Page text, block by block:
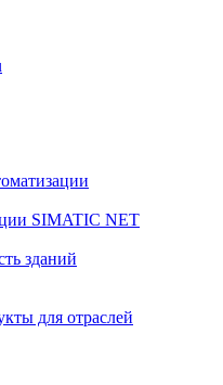
SIMATIC NET
зданий
для отраслей